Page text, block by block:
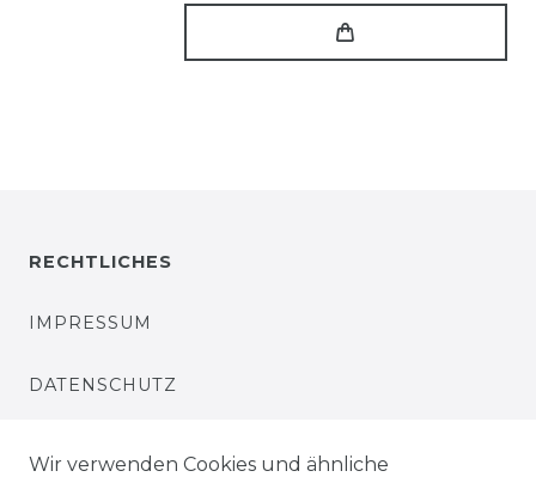
RECHTLICHES
IMPRESSUM
DATENSCHUTZ
Wir verwenden Cookies und ähnliche